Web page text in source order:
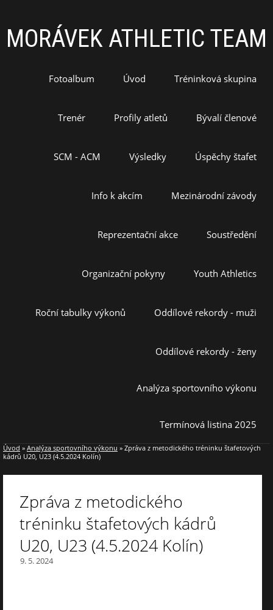
MORÁVEK ATHLETIC TEAM
Fotoalbum Úvod Tréninková skupina
Trenér Profily atletů Bývalí členové
SCM - ACM Výsledky Úspěchy štafet
Info k akcím Mezinárodní závody
Reprezentační akce Soustředění
Organizační pokyny Youth Athletics
Roční tabulky výkonů Oddílové rekordy - muži
Oddílové rekordy - ženy
Analýza sportovního výkonu
Termínová listina 2025
Úvod » Analýza sportovního výkonu » Zpráva z metodického tréninku štafetových
kádrů U20, U23 (4.5.2024 Kolín)
Zpráva z metodického
tréninku štafetových kádrů
U20, U23 (4.5.2024 Kolín)
9. 5. 2024